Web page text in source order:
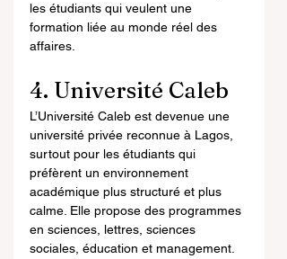
les étudiants qui veulent une
formation liée au monde réel des
affaires.
4. Université Caleb
L’Université Caleb est devenue une
université privée reconnue à Lagos,
surtout pour les étudiants qui
préfèrent un environnement
académique plus structuré et plus
calme. Elle propose des programmes
en sciences, lettres, sciences
sociales, éducation et management.